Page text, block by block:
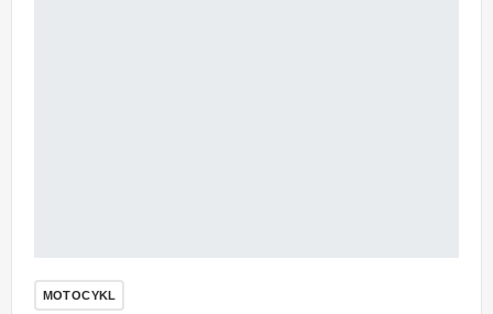
MOTOCYKL